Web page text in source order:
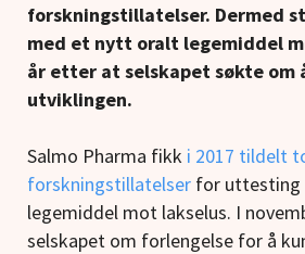
forskningstillatelser. Dermed
med et nytt oralt legemiddel
år etter at selskapet søkte
utviklingen.
Salmo Pharma fikk i 2017 tildelt
forskningstillatelser for uttesting
legemiddel mot lakselus. I
selskapet om forlengelse for å